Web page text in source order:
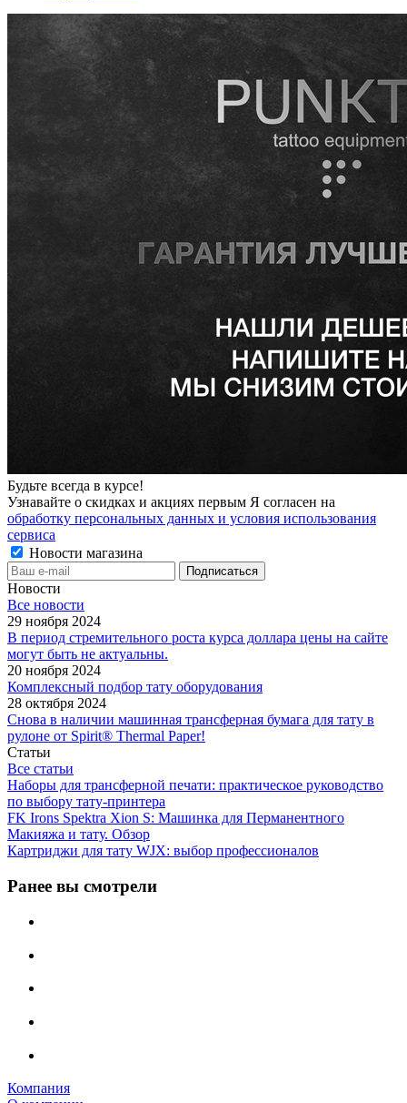
Будьте всегда в курсе!
Узнавайте о скидках и акциях первым Я согласен на
обработку персональных данных и условия использования
сервиса
Новости магазина
Новости
Все новости
29 ноября 2024
В период стремительного роста курса доллара цены на сайте
могут быть не актуальны.
20 ноября 2024
Комплексный подбор тату оборудования
28 октября 2024
Снова в наличии машинная трансферная бумага для тату в
рулоне от Spirit® Thermal Paper!
Статьи
Все статьи
Наборы для трансферной печати: практическое руководство
по выбору тату‑принтера
FK Irons Spektra Xion S: Машинка для Перманентного
Макияжа и тату. Обзор
Картриджи для тату WJX: выбор профессионалов
Ранее вы смотрели
Компания